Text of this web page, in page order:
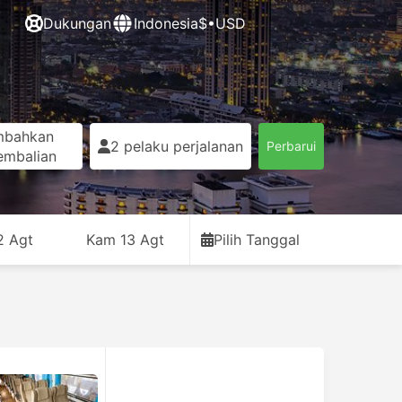
Dukungan Indonesia$•USD
2 pelaku perjalanan Perbarui
Agt Kam 13 Agt Pilih Tanggal